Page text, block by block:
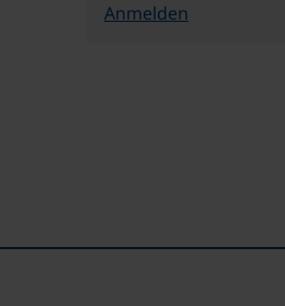
Anmelden